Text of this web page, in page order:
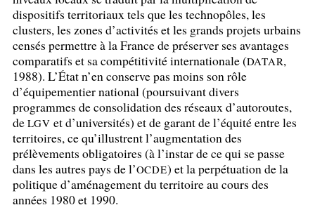
dispositifs territoriaux tels que les technopôles, les
clusters, les zones d’activités et les grands projets urbains
censés permettre à la France de préserver ses avantages
comparatifs et sa compétitivité internationale (DATAR,
1988). L’État n’en conserve pas moins son rôle
d’équipementier national (poursuivant divers
programmes de consolidation des réseaux d’autoroutes,
de LGV et d’universités) et de garant de l’équité entre les
territoires, ce qu’illustrent l’augmentation des
prélèvements obligatoires (à l’instar de ce qui se passe
dans les autres pays de l’OCDE) et la perpétuation de la
politique d’aménagement du territoire au cours des
années 1980 et 1990.